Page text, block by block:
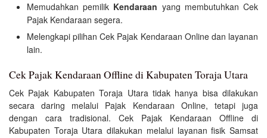
Memudahkan pemilik Kendaraan yang membutuhkan Cek
Pajak Kendaraan segera.
Melengkapi pilihan Cek Pajak Kendaraan Online dan layanan
lain.
Cek Pajak Kendaraan Offline di Kabupaten Toraja Utara
Cek Pajak Kabupaten Toraja Utara tidak hanya bisa dilakukan
secara daring melalui Pajak Kendaraan Online, tetapi juga
dengan cara tradisional. Cek Pajak Kendaraan Offline di
Kabupaten Toraja Utara dilakukan melalui layanan fisik Samsat